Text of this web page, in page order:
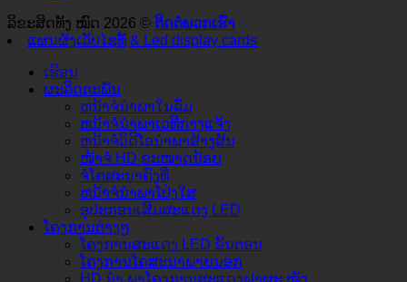
ລິຂະສິດທັງ ໝົດ 2026 © ຕິດ​ຕໍ່​ພວກ​ເຮົາ
ແຜນຜັງເວັບໄຊທ໌້ & Led display cards
ເຮືອນ
ຜະລິດຕະພັນ
ຫນ້າຈໍນໍາພາໃນລົ່ມ
ຫນ້າຈໍນໍາພາເວທີກາງແຈ້ງ
ຫນ້າຈໍວິດີໂອນໍາພາສ້າງສັນ
ໜ້າຈໍ HD ຂະໜາດນ້ອຍ
ຈໍໂຄສະນາຄົງທີ່
ຫນ້າຈໍນໍາພາໂປ່ງໃສ
ອຸປະກອນເສີມສະແດງ LED
ໂຄງການຕ່າງໆ
ໂຄງການສະແດງ LED ຂັ້ນຕອນ
ໂຄງການໂຄສະນາພາຍນອກ
HD ນຳ ພາໂຄງການສະແດງຝາຜະ ໜັງ